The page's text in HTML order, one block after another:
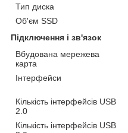
Тип диска
Об'єм SSD
Підключення і зв'язок
Вбудована мережева
карта
Інтерфейси
Кількість інтерфейсів USB
2.0
Кількість інтерфейсів USB